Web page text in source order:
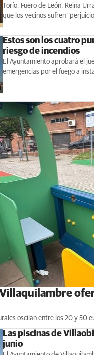
Torío, Fuero de León, Reina
que los vecinos sufren
Estos son los cuatro
riesgo de incendios
El Ayuntamiento aprobará el
emergencias por el fuego a
oscilan entre los 20 y 50
Las piscinas de
junio